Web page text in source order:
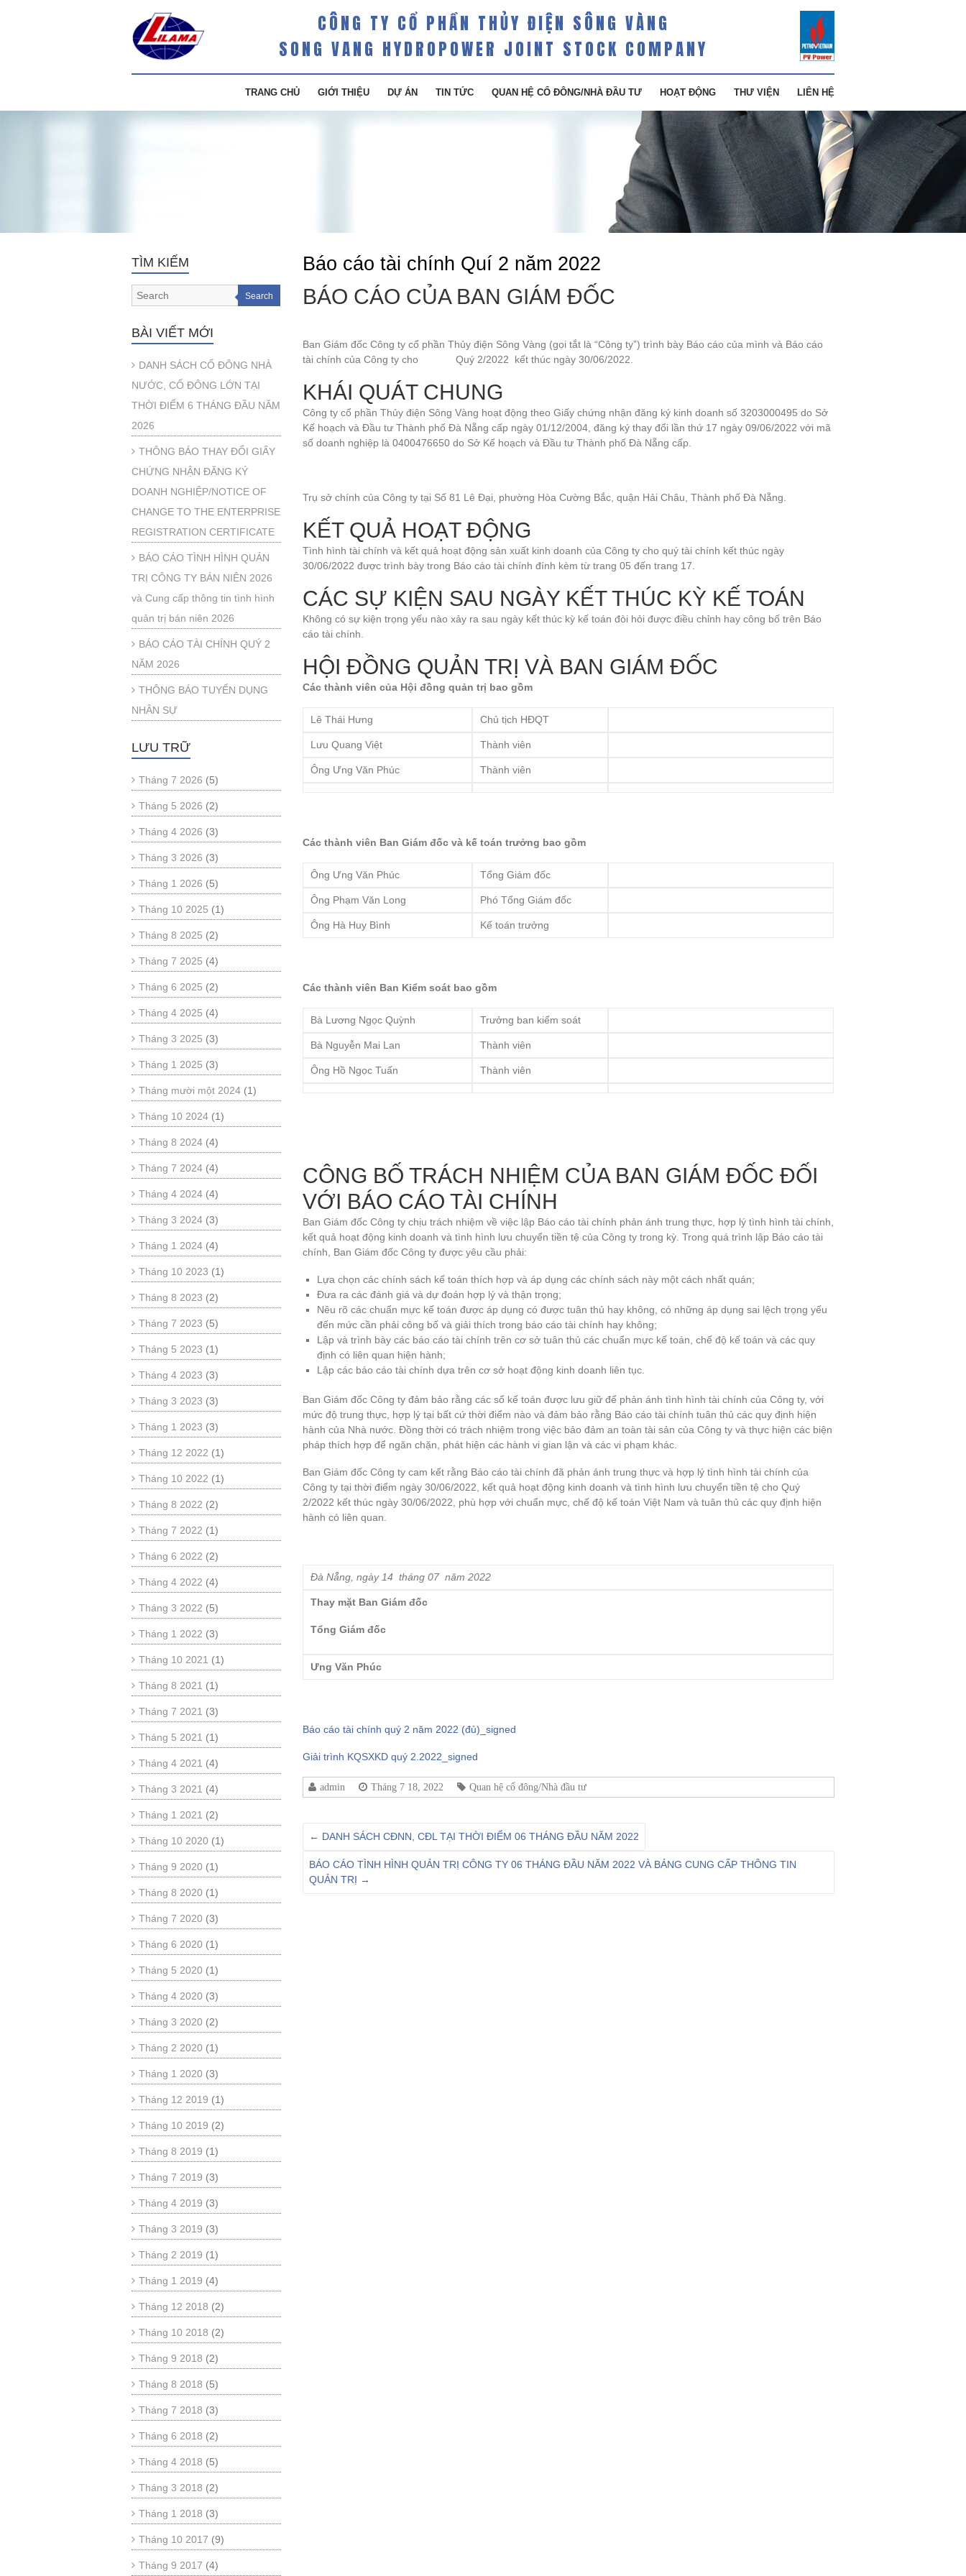
CÔNG TY CỔ PHẦN THỦY ĐIỆN SÔNG VÀNG
SONG VANG HYDROPOWER JOINT STOCK COMPANY
TRANG CHỦ GIỚI THIỆU DỰ ÁN TIN TỨC QUAN HỆ CỔ ĐÔNG/NHÀ ĐẦU TƯ HOẠT ĐỘNG THƯ VIỆN LIÊN HỆ
Báo cáo tài chính Quí 2 năm 2022
BÁO CÁO CỦA BAN GIÁM ĐỐC
Ban Giám đốc Công ty cổ phần Thủy điện Sông Vàng (gọi tắt là “Công ty”) trình bày Báo cáo của mình và Báo cáo
tài chính của Công ty cho Quý 2/2022 kết thúc ngày 30/06/2022.
KHÁI QUÁT CHUNG
Công ty cổ phần Thủy điện Sông Vàng hoạt động theo Giấy chứng nhận đăng ký kinh doanh số 3203000495 do Sở
Kế hoạch và Đầu tư Thành phố Đà Nẵng cấp ngày 01/12/2004, đăng ký thay đổi lần thứ 17 ngày 09/06/2022 với mã
số doanh nghiệp là 0400476650 do Sở Kế hoạch và Đầu tư Thành phố Đà Nẵng cấp.
Trụ sở chính của Công ty tại Số 81 Lê Đại, phường Hòa Cường Bắc, quận Hải Châu, Thành phố Đà Nẵng.
KẾT QUẢ HOẠT ĐỘNG
Tình hình tài chính và kết quả hoạt động sản xuất kinh doanh của Công ty cho quý tài chính kết thúc ngày
30/06/2022 được trình bày trong Báo cáo tài chính đính kèm từ trang 05 đến trang 17.
CÁC SỰ KIỆN SAU NGÀY KẾT THÚC KỲ KẾ TOÁN
Không có sự kiện trọng yếu nào xảy ra sau ngày kết thúc kỳ kế toán đòi hỏi được điều chỉnh hay công bố trên Báo
cáo tài chính.
HỘI ĐỒNG QUẢN TRỊ VÀ BAN GIÁM ĐỐC
Các thành viên của Hội đồng quản trị bao gồm
Lê Thái Hưng Chủ tịch HĐQT
Lưu Quang Việt Thành viên
Ông Ưng Văn Phúc Thành viên
Các thành viên Ban Giám đốc và kế toán trưởng bao gồm
Ông Ưng Văn Phúc Tổng Giám đốc
Ông Phạm Văn Long Phó Tổng Giám đốc
Ông Hà Huy Bình Kế toán trưởng
Các thành viên Ban Kiểm soát bao gồm
Bà Lương Ngọc Quỳnh Trưởng ban kiểm soát
Bà Nguyễn Mai Lan Thành viên
Ông Hồ Ngọc Tuấn Thành viên
CÔNG BỐ TRÁCH NHIỆM CỦA BAN GIÁM ĐỐC ĐỐI
VỚI BÁO CÁO TÀI CHÍNH
Ban Giám đốc Công ty chịu trách nhiệm về việc lập Báo cáo tài chính phản ánh trung thực, hợp lý tình hình tài chính,
kết quả hoạt động kinh doanh và tình hình lưu chuyển tiền tệ của Công ty trong kỳ. Trong quá trình lập Báo cáo tài
chính, Ban Giám đốc Công ty được yêu cầu phải:
Lựa chọn các chính sách kế toán thích hợp và áp dụng các chính sách này một cách nhất quán;
Đưa ra các đánh giá và dự đoán hợp lý và thận trọng;
Nêu rõ các chuẩn mực kế toán được áp dụng có được tuân thủ hay không, có những áp dụng sai lệch trọng yếu
đến mức cần phải công bố và giải thích trong báo cáo tài chính hay không;
Lập và trình bày các báo cáo tài chính trên cơ sở tuân thủ các chuẩn mực kế toán, chế độ kế toán và các quy
định có liên quan hiện hành;
Lập các báo cáo tài chính dựa trên cơ sở hoạt động kinh doanh liên tục.
Ban Giám đốc Công ty đảm bảo rằng các sổ kế toán được lưu giữ để phản ánh tình hình tài chính của Công ty, với
mức độ trung thực, hợp lý tại bất cứ thời điểm nào và đảm bảo rằng Báo cáo tài chính tuân thủ các quy định hiện
hành của Nhà nước. Đồng thời có trách nhiệm trong việc bảo đảm an toàn tài sản của Công ty và thực hiện các biện
pháp thích hợp để ngăn chặn, phát hiện các hành vi gian lận và các vi phạm khác.
Ban Giám đốc Công ty cam kết rằng Báo cáo tài chính đã phản ánh trung thực và hợp lý tình hình tài chính của
Công ty tại thời điểm ngày 30/06/2022, kết quả hoạt động kinh doanh và tình hình lưu chuyển tiền tệ cho Quý
2/2022 kết thúc ngày 30/06/2022, phù hợp với chuẩn mực, chế độ kế toán Việt Nam và tuân thủ các quy định hiện
hành có liên quan.
Đà Nẵng, ngày 14 tháng07 năm 2022
Thay mặt Ban Giám đốc
Tổng Giám đốc
Ưng Văn Phúc
Báo cáo tài chính quý 2 năm 2022 (đủ)_signed
Giải trình KQSXKD quý 2.2022_signed
admin Tháng 7 18, 2022 Quan hệ cổ đông/Nhà đầu tư
← DANH SÁCH CĐNN, CĐL TẠI THỜI ĐIỂM 06 THÁNG ĐẦU NĂM 2022
BÁO CÁO TÌNH HÌNH QUẢN TRỊ CÔNG TY 06 THÁNG ĐẦU NĂM 2022 VÀ BẢNG CUNG CẤP THÔNG TIN
QUẢN TRỊ →
TÌM KIẾM
Search
BÀI VIẾT MỚI
DANH SÁCH CỔ ĐÔNG NHÀ
NƯỚC, CỔ ĐÔNG LỚN TẠI
THỜI ĐIỂM 6 THÁNG ĐẦU NĂM
2026
THÔNG BÁO THAY ĐỔI GIẤY
CHỨNG NHẬN ĐĂNG KÝ
DOANH NGHIỆP/NOTICE OF
CHANGE TO THE ENTERPRISE
REGISTRATION CERTIFICATE
BÁO CÁO TÌNH HÌNH QUẢN
TRỊ CÔNG TY BÁN NIÊN 2026
và Cung cấp thông tin tình hình
quản trị bán niên 2026
BÁO CÁO TÀI CHÍNH QUÝ 2
NĂM 2026
THÔNG BÁO TUYỂN DỤNG
NHÂN SỰ
LƯU TRỮ
Tháng 7 2026 (5)
Tháng 5 2026 (2)
Tháng 4 2026 (3)
Tháng 3 2026 (3)
Tháng 1 2026 (5)
Tháng 10 2025 (1)
Tháng 8 2025 (2)
Tháng 7 2025 (4)
Tháng 6 2025 (2)
Tháng 4 2025 (4)
Tháng 3 2025 (3)
Tháng 1 2025 (3)
Tháng mười một 2024 (1)
Tháng 10 2024 (1)
Tháng 8 2024 (4)
Tháng 7 2024 (4)
Tháng 4 2024 (4)
Tháng 3 2024 (3)
Tháng 1 2024 (4)
Tháng 10 2023 (1)
Tháng 8 2023 (2)
Tháng 7 2023 (5)
Tháng 5 2023 (1)
Tháng 4 2023 (3)
Tháng 3 2023 (3)
Tháng 1 2023 (3)
Tháng 12 2022 (1)
Tháng 10 2022 (1)
Tháng 8 2022 (2)
Tháng 7 2022 (1)
Tháng 6 2022 (2)
Tháng 4 2022 (4)
Tháng 3 2022 (5)
Tháng 1 2022 (3)
Tháng 10 2021 (1)
Tháng 8 2021 (1)
Tháng 7 2021 (3)
Tháng 5 2021 (1)
Tháng 4 2021 (4)
Tháng 3 2021 (4)
Tháng 1 2021 (2)
Tháng 10 2020 (1)
Tháng 9 2020 (1)
Tháng 8 2020 (1)
Tháng 7 2020 (3)
Tháng 6 2020 (1)
Tháng 5 2020 (1)
Tháng 4 2020 (3)
Tháng 3 2020 (2)
Tháng 2 2020 (1)
Tháng 1 2020 (3)
Tháng 12 2019 (1)
Tháng 10 2019 (2)
Tháng 8 2019 (1)
Tháng 7 2019 (3)
Tháng 4 2019 (3)
Tháng 3 2019 (3)
Tháng 2 2019 (1)
Tháng 1 2019 (4)
Tháng 12 2018 (2)
Tháng 10 2018 (2)
Tháng 9 2018 (2)
Tháng 8 2018 (5)
Tháng 7 2018 (3)
Tháng 6 2018 (2)
Tháng 4 2018 (5)
Tháng 3 2018 (2)
Tháng 1 2018 (3)
Tháng 10 2017 (9)
Tháng 9 2017 (4)